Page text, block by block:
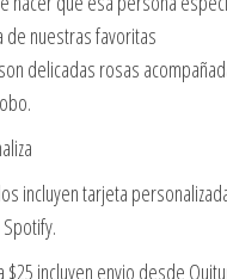
de nuestras favoritas
delicadas rosas
incluyen tarjeta
incluyen envio desde